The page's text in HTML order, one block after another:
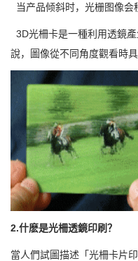
当产品倾斜时，光栅图像会
3D光柵卡是一種利用透鏡
說，圖像從不同角度觀看時
2.什麽是光柵透鏡印刷？
當人們試圖描述「光柵卡片